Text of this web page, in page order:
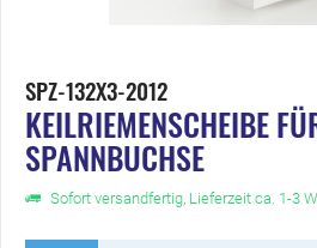
SPZ-132X3-2012
KEILRIEMENSCHEIBE
SPANNBUCHSE
Sofort versandfertig, Lieferzeit ca. 1-3